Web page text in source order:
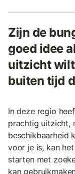
Zijn de
goed idee
uitzicht
buiten tijd
In deze regio
prachtig uitzicht,
beschikbaarheid
voor je is, kan
starten met
kan